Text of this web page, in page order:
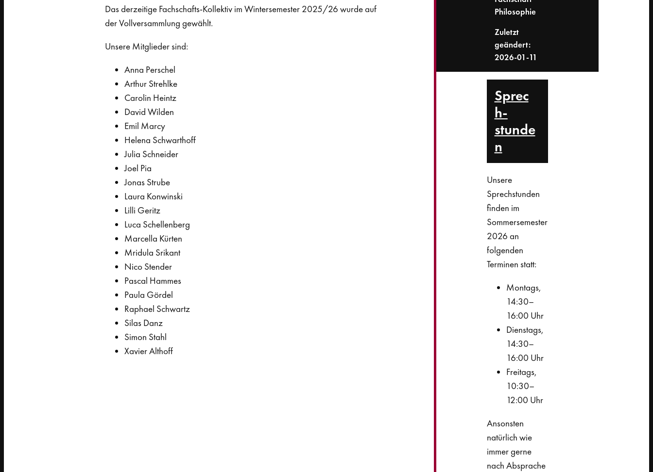
Das derzeitige Fachschafts-Kollektiv im Wintersemester 2025/26 wurde auf
der Vollversammlung gewählt.
Unsere Mitglieder sind:
Anna Perschel
Arthur Strehlke
Carolin Heintz
David Wilden
Emil Marcy
Helena Schwarthoff
Julia Schneider
Joel Pia
Jonas Strube
Laura Konwinski
Lilli Geritz
Luca Schellenberg
Marcella Kürten
Mridula Srikant
Nico Stender
Pascal Hammes
Paula Gördel
Raphael Schwartz
Silas Danz
Simon Stahl
Xavier Althoff
Philosophie
Zuletzt
geändert:
2026-01-11
Sprec
h­
stunde
n
Unsere
Sprechstunden
finden im
Sommersemester
2026 an
folgenden
Terminen statt:
Montags,
14:30–
16:00 Uhr
Dienstags,
14:30–
16:00 Uhr
Freitags,
10:30–
12:00 Uhr
Ansonsten
natürlich wie
immer gerne
nach Absprache